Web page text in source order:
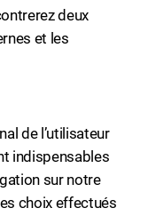
deux
et les
de l’utilisateur
indispensables
sur notre
choix effectués